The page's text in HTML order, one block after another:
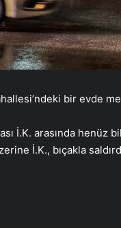
bir evde
İ.K. arasında henüz
İ.K., bıçakla